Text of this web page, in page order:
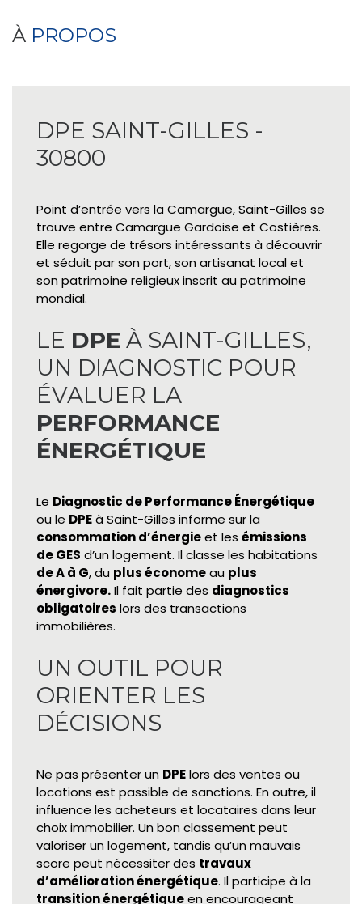
À PROPOS
DPE SAINT-GILLES -
30800
Point d’entrée vers la Camargue, Saint-Gilles se
trouve entre Camargue Gardoise et Costières.
Elle regorge de trésors intéressants à découvrir
et séduit par son port, son artisanat local et
son patrimoine religieux inscrit au patrimoine
mondial.
LE DPE À SAINT-GILLES,
UN DIAGNOSTIC POUR
ÉVALUER LA
PERFORMANCE
ÉNERGÉTIQUE
Le Diagnostic de Performance Énergétique
ou le DPEà Saint-Gilles informe sur la
consommation d’énergieet les émissions
de GES d’un logement. Il classe les habitations
de A à G, du plus économeau plus
énergivore.Il fait partie des diagnostics
obligatoires lors des transactions
immobilières.
UN OUTIL POUR
ORIENTER LES
DÉCISIONS
Ne pas présenter un DPElors des ventes ou
locations est passible de sanctions. En outre, il
influence les acheteurs et locataires dans leur
choix immobilier. Un bon classement peut
valoriser un logement, tandis qu’un mauvais
score peut nécessiter des travaux
d’amélioration énergétique. Il participe à la
transition énergétiqueen encourageant